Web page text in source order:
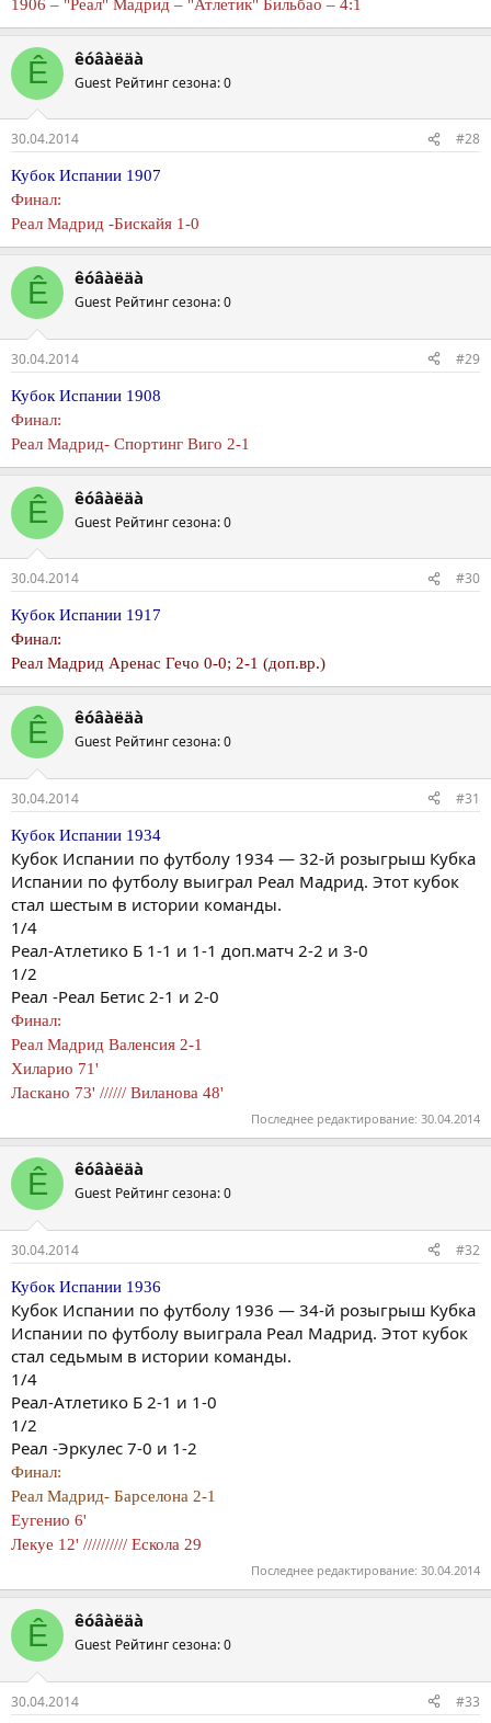
1906 – "Реал" Мадрид – "Атлетик" Бильбао – 4:1
Ê êóâàëäà
Guest Рейтинг сезона: 0
30.04.2014 #28
Кубок Испании 1907
Финал:
Реал Мадрид -Бискайя 1-0
Ê êóâàëäà
Guest Рейтинг сезона: 0
30.04.2014 #29
Кубок Испании 1908
Финал:
Реал Мадрид- Спортинг Виго 2-1
Ê êóâàëäà
Guest Рейтинг сезона: 0
30.04.2014 #30
Кубок Испании 1917
Финал:
Реал Мадрид Аренас Гечо 0-0; 2-1 (доп.вр.)
Ê êóâàëäà
Guest Рейтинг сезона: 0
30.04.2014 #31
Кубок Испании 1934
Кубок Испании по футболу 1934 — 32-й розыгрыш Кубка
Испании по футболу выиграл Реал Мадрид. Этот кубок
стал шестым в истории команды.
1/4
Реал-Атлетико Б 1-1 и 1-1 доп.матч 2-2 и 3-0
1/2
Реал -Реал Бетис 2-1 и 2-0
Финал:
Реал Мадрид Валенсия 2-1
Хиларио 71'
Ласкано 73' ////// Виланова 48'
Последнее редактирование: 30.04.2014
Ê êóâàëäà
Guest Рейтинг сезона: 0
30.04.2014 #32
Кубок Испании 1936
Кубок Испании по футболу 1936 — 34-й розыгрыш Кубка
Испании по футболу выиграла Реал Мадрид. Этот кубок
стал седьмым в истории команды.
1/4
Реал-Атлетико Б 2-1 и 1-0
1/2
Реал -Эркулес 7-0 и 1-2
Финал:
Реал Мадрид- Барселона 2-1
Еугенио 6'
Лекуе 12' ////////// Ескола 29
Последнее редактирование: 30.04.2014
Ê êóâàëäà
Guest Рейтинг сезона: 0
30.04.2014 #33